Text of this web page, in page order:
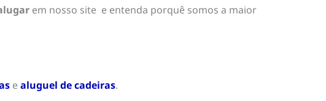
em nosso site e entenda porquê somos a maior
ealuguel de cadeiras.